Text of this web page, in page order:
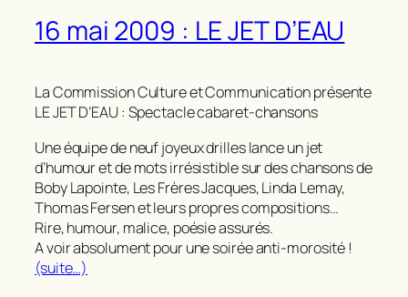
16 mai 2009 : LE JET D’EAU
La Commission Culture et Communication présente
LE JET D’EAU : Spectacle cabaret-chansons
Une équipe de neuf joyeux drilles lance un jet
d’humour et de mots irrésistible sur des chansons de
Boby Lapointe, Les Frères Jacques, Linda Lemay,
Thomas Fersen et leurs propres compositions…
Rire, humour, malice, poésie assurés.
A voir absolument pour une soirée anti-morosité !
(suite…)